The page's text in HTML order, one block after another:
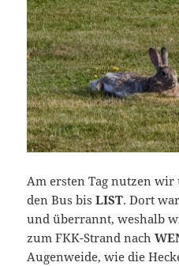
Am ersten Tag nutzen
den Bus bisLIST. Dort
und überrannt, weshalb
zum FKK-Strand nach
Augenweide, wie die